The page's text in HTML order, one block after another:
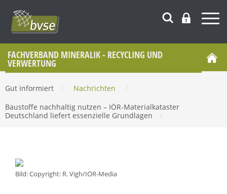
FACHVERBAND MINERALIK - RECYCLING UND
VERWERTUNG
Gut informiert Nachrichten
Baustoffe nachhaltig nutzen – IÖR-Materialkataster
Deutschland liefert essenzielle Grundlagen
Bild: Copyright: R. Vigh/IÖR-Media